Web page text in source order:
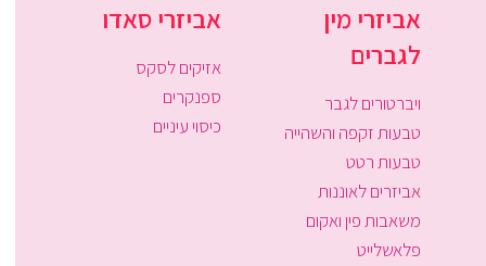
אביזרי מין
לגברים
ויברטורים לגבר
טבעות זקפה והשהייה
טבעות רטט
אביזרים לאוננות
משאבות פין ואקום
פלאשלייט
אביזרי סאדו
אזיקים לסקס
ספנקרים
כיסוי עיניים